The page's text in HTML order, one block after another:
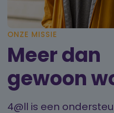
ONZE MISSIE
Meer dan
gewoon
4@ll is een